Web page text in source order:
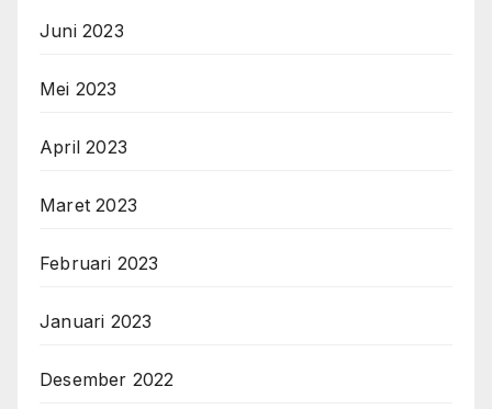
Juni 2023
Mei 2023
April 2023
Maret 2023
Februari 2023
Januari 2023
Desember 2022